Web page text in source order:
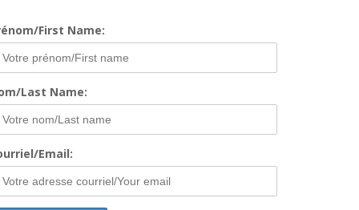
First Name:
Last Name:
Email: